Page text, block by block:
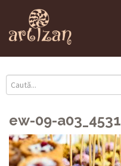
ew-09-a03_4531